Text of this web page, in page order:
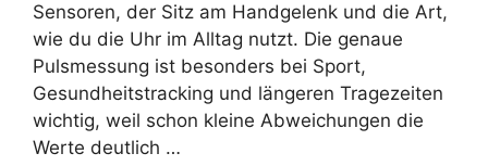
Sensoren, der Sitz am Handgelenk und die Art,
wie du die Uhr im Alltag nutzt. Die genaue
Pulsmessung ist besonders bei Sport,
Gesundheitstracking und längeren Tragezeiten
wichtig, weil schon kleine Abweichungen die
Werte deutlich …